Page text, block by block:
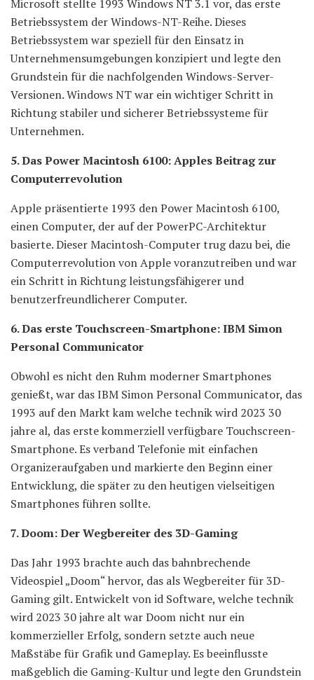
Microsoft stellte 1993 Windows NT 3.1 vor, das erste
Betriebssystem der Windows-NT-Reihe. Dieses
Betriebssystem war speziell für den Einsatz in
Unternehmensumgebungen konzipiert und legte den
Grundstein für die nachfolgenden Windows-Server-
Versionen. Windows NT war ein wichtiger Schritt in
Richtung stabiler und sicherer Betriebssysteme für
Unternehmen.
5. Das Power Macintosh 6100: Apples Beitrag zur
Computerrevolution
Apple präsentierte 1993 den Power Macintosh 6100,
einen Computer, der auf der PowerPC-Architektur
basierte. Dieser Macintosh-Computer trug dazu bei, die
Computerrevolution von Apple voranzutreiben und war
ein Schritt in Richtung leistungsfähigerer und
benutzerfreundlicherer Computer.
6. Das erste Touchscreen-Smartphone: IBM Simon
Personal Communicator
Obwohl es nicht den Ruhm moderner Smartphones
genießt, war das IBM Simon Personal Communicator, das
1993 auf den Markt kam welche technik wird 2023 30
jahre al, das erste kommerziell verfügbare Touchscreen-
Smartphone. Es verband Telefonie mit einfachen
Organizeraufgaben und markierte den Beginn einer
Entwicklung, die später zu den heutigen vielseitigen
Smartphones führen sollte.
7. Doom: Der Wegbereiter des 3D-Gaming
Das Jahr 1993 brachte auch das bahnbrechende
Videospiel „Doom“ hervor, das als Wegbereiter für 3D-
Gaming gilt. Entwickelt von id Software, welche technik
wird 2023 30 jahre alt war Doom nicht nur ein
kommerzieller Erfolg, sondern setzte auch neue
Maßstäbe für Grafik und Gameplay. Es beeinflusste
maßgeblich die Gaming-Kultur und legte den Grundstein